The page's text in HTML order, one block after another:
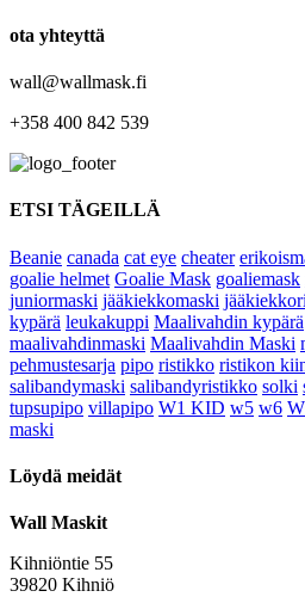
ota yhteyttä
wall@wallmask.fi
+358 400 842 539
ETSI TÄGEILLÄ
Beanie canada cat eye cheater
goalie helmet Goalie Mask goaliemask
juniormaski jääkiekkomaski
kypärä leukakuppi Maalivahdin kypärä
maalivahdinmaski Maalivahdin Maski
pehmustesarja pipo ristikko ristikon
salibandymaski salibandyristikko solki
tupsupipo villapipo W1 KID w5 w6
maski
Löydä meidät
Wall Maskit
Kihniöntie 55
39820 Kihniö